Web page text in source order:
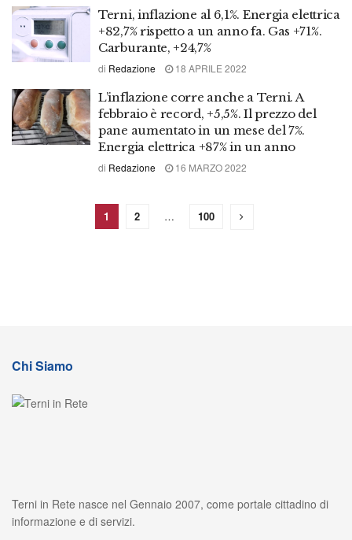
Terni, inflazione al 6,1%. Energia elettrica
+82,7% rispetto a un anno fa. Gas +71%.
Carburante, +24,7%
di Redazione 18 APRILE 2022
L’inflazione corre anche a Terni. A
febbraio è record, +5,5%. Il prezzo del
pane aumentato in un mese del 7%.
Energia elettrica +87% in un anno
di Redazione 16 MARZO 2022
1 2 … 100
Chi Siamo
Terni in Rete nasce nel Gennaio 2007, come portale cittadino di
informazione e di servizi.